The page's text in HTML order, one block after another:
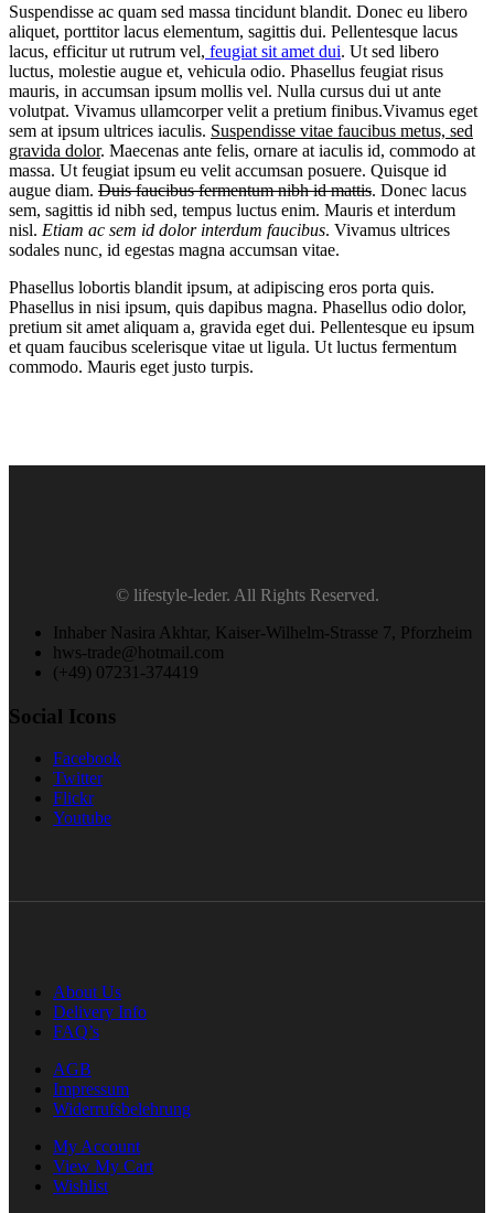
Suspendisse ac quam sed massa tincidunt blandit. Donec eu libero
aliquet, porttitor lacus elementum, sagittis dui. Pellentesque lacus
lacus, efficitur ut rutrum vel, feugiat sit amet dui. Ut sed libero
luctus, molestie augue et, vehicula odio. Phasellus feugiat risus
mauris, in accumsan ipsum mollis vel. Nulla cursus dui ut ante
volutpat. Vivamus ullamcorper velit a pretium finibus.Vivamus eget
sem at ipsum ultrices iaculis. Suspendisse vitae faucibus metus, sed
gravida dolor. Maecenas ante felis, ornare at iaculis id, commodo at
massa. Ut feugiat ipsum eu velit accumsan posuere. Quisque id
augue diam. Duis faucibus fermentum nibh id mattis. Donec lacus
sem, sagittis id nibh sed, tempus luctus enim. Mauris et interdum
nisl. Etiam ac sem id dolor interdum faucibus. Vivamus ultrices
sodales nunc, id egestas magna accumsan vitae.
Phasellus lobortis blandit ipsum, at adipiscing eros porta quis.
Phasellus in nisi ipsum, quis dapibus magna. Phasellus odio dolor,
pretium sit amet aliquam a, gravida eget dui. Pellentesque eu ipsum
et quam faucibus scelerisque vitae ut ligula. Ut luctus fermentum
commodo. Mauris eget justo turpis.
© lifestyle-leder. All Rights Reserved.
Inhaber Nasira Akhtar, Kaiser-Wilhelm-Strasse 7, Pforzheim
hws-trade@hotmail.com
(+49) 07231-374419
Social Icons
Facebook
Twitter
Flickr
Youtube
About Us
Delivery Info
FAQ’s
AGB
Impressum
Widerrufsbelehrung
My Account
View My Cart
Wishlist